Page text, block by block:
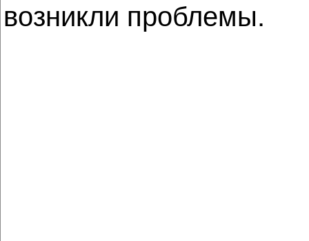
возникли проблемы.